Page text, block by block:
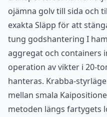
ojämna golv till sida och
exakta Släpp för att
tung godshantering I
aggregat och containers
operation av vikter i 20-
hanteras. Krabba-
mellan smala
metoden längs fartygets